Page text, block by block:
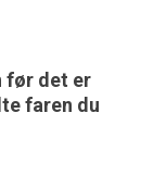
før det er
faren du